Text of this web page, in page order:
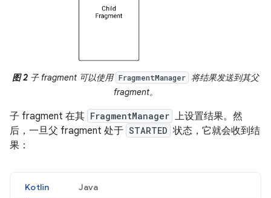
图 2 子 fragment 可以使用 FragmentManager 将结果发送到其父
fragment。
子 fragment 在其 FragmentManager 上设置结果。然
后，一旦父 fragment 处于 STARTED 状态，它就会收到结
果：
Kotlin Java